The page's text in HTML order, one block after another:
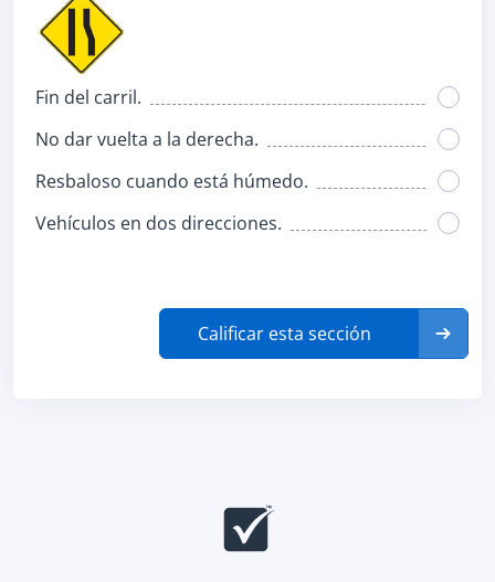
Fin del carril.
No dar vuelta a la derecha.
Resbaloso cuando está húmedo.
Vehículos en dos direcciones.
Calificar esta sección